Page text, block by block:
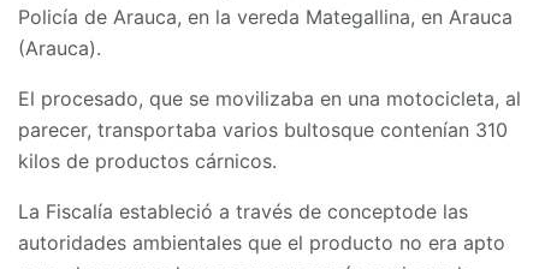
Policía de Arauca, en la vereda Mategallina, en Arauca
(Arauca).
El procesado, que se movilizaba en una motocicleta, al
parecer, transportaba varios bultosque contenían 310
kilos de productos cárnicos.
La Fiscalía estableció a través de conceptode las
autoridades ambientales que el producto no era apto